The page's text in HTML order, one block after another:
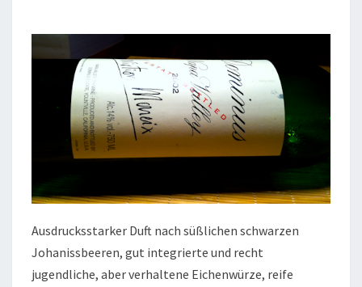
2002
Ausdrucksstarker Duft nach süßlichen schwarzen
Johanissbeeren, gut integrierte und recht
jugendliche, aber verhaltene Eichenwürze, reife